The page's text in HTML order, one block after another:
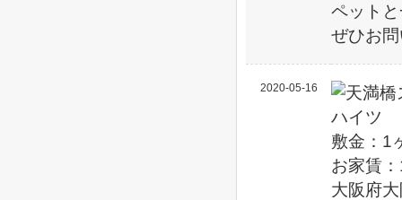
ペット
ぜひお
2020-05-16
敷金：1
お家賃
大阪府